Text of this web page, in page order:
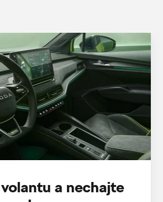
a nechajte